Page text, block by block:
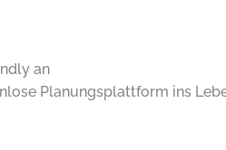
an
Planungsplattform ins